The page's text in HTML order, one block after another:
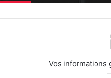
Vos informations